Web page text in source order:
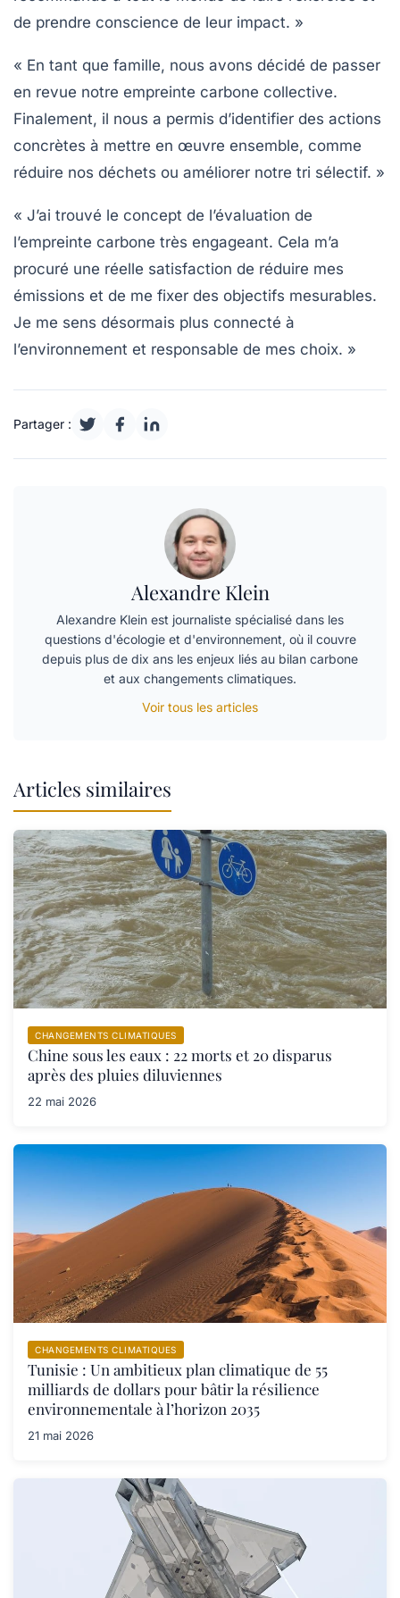
de prendre conscience de leur impact. »
« En tant que famille, nous avons décidé de passer
en revue notre empreinte carbone collective.
Finalement, il nous a permis d’identifier des actions
concrètes à mettre en œuvre ensemble, comme
réduire nos déchets ou améliorer notre tri sélectif. »
« J’ai trouvé le concept de l’évaluation de
l’empreinte carbone très engageant. Cela m’a
procuré une réelle satisfaction de réduire mes
émissions et de me fixer des objectifs mesurables.
Je me sens désormais plus connecté à
l’environnement et responsable de mes choix. »
Partager :
Alexandre Klein
Alexandre Klein est journaliste spécialisé dans les
questions d'écologie et d'environnement, où il couvre
depuis plus de dix ans les enjeux liés au bilan carbone
et aux changements climatiques.
Voir tous les articles
Articles similaires
CHANGEMENTS CLIMATIQUES
Chine sous les eaux : 22 morts et 20 disparus
après des pluies diluviennes
22 mai 2026
CHANGEMENTS CLIMATIQUES
Tunisie : Un ambitieux plan climatique de 55
milliards de dollars pour bâtir la résilience
environnementale à l’horizon 2035
21 mai 2026